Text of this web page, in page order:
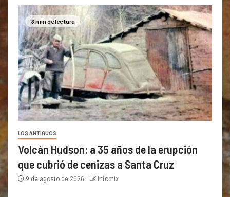
3 min de lectura
LOS ANTIGUOS
Volcán Hudson: a 35 años de la erupción
que cubrió de cenizas a Santa Cruz
9 de agosto de 2026 Infomix